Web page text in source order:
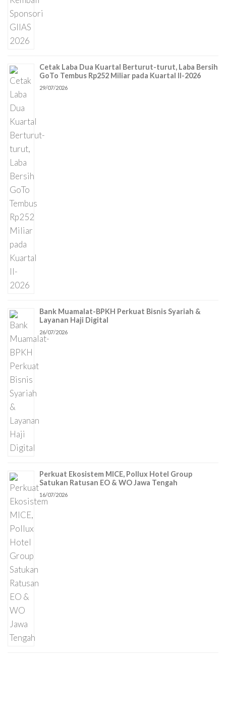
Cetak Laba Dua Kuartal Berturut-turut, Laba Bersih
GoTo Tembus Rp252 Miliar pada Kuartal II-2026
29/07/2026
Bank Muamalat-BPKH Perkuat Bisnis Syariah &
Layanan Haji Digital
26/07/2026
Perkuat Ekosistem MICE, Pollux Hotel Group
Satukan Ratusan EO & WO Jawa Tengah
16/07/2026